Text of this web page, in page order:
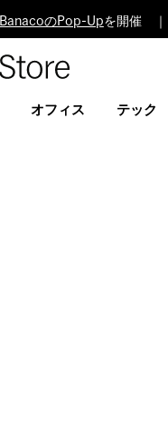
BanacoのPop-Upを開催
Design
オフィス テック